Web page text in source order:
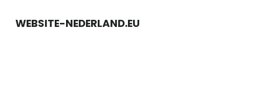
WEBSITE-NEDERLAND.EU